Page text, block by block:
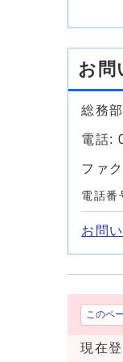
お問
総務
電話:
ファ
電話番
お問
このペ
現在